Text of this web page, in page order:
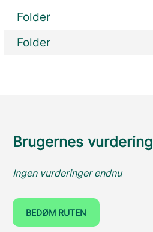
Folder
Folder
Brugernes vurdering
Ingen vurderinger endnu
BEDØM RUTEN